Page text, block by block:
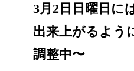
3月2日日曜日に
出来上がるよう
調整中〜